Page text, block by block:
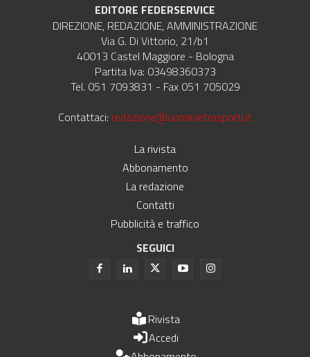
EDITORE FEDERSERVICE
DIREZIONE, REDAZIONE, AMMINISTRAZIONE
Via G. Di Vittorio, 21/b1
40013 Castel Maggiore - Bologna
Partita Iva: 03498360373
Tel. 051 7093831 - Fax 051 705029
Contattaci: redazione@uominietrasporti.it
La rivista
Abbonamento
La redazione
Contatti
Pubblicità e traffico
SEGUICI
Rivista
Accedi